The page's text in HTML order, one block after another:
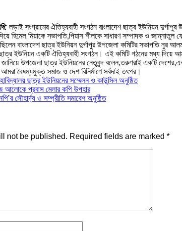
লড়াই সংগ্রামের ঐতিহ্যবাহী সংগঠন বাংলাদেশ ছাত্র ইউনিয়ন
হিমেল মিয়াকে সভাপতি,পিয়াস শীলকে সাধারণ সম্পাদক ও
বাংলাদেশ ছাত্র ইউনিয়ন দুর্গাপুর উপজেলা কমিটির সভাপতি নুর
ইউনিয়ন একটি ঐতিহ্যবাহী সংগঠন। এই কমিটি গঠনের মধ্য
জানিয়ে উপজেলা ছাত্র ইউনিয়নের নেতৃবৃন্দ বলেন,তরুণরাই একটি
বৈষম্যমুক্ত সমাজ ও দেশ বিনির্মাণে সর্বদাই তৎপর।
ছাত্র ইউনিয়নের সম্মেলন ও কাউন্সিল অনুষ্ঠিত
আলোকে প্রবাস মেলার কপি উপহার
সৌহার্দ্য ও সম্প্রীতি সমাবেশ অনুষ্ঠিত
not be published. Required fields are marked *